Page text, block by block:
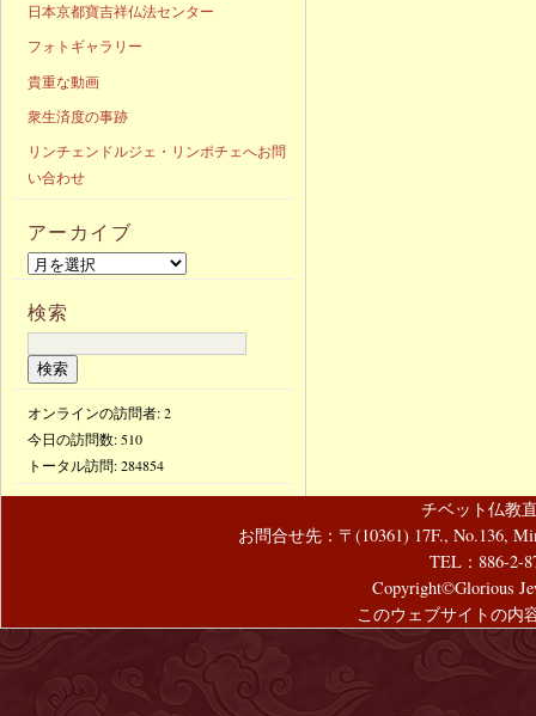
日本京都寶吉祥仏法センター
フォトギャラリー
貴重な動画
衆生済度の事跡
リンチェンドルジェ・リンポチェへお問
い合わせ
アーカイブ
検索
オンラインの訪問者: 2
今日の訪問数: 510
トータル訪問:284854
チベット仏教
お問合せ先：〒(10361) 17F., No.136,
TEL：886-2-
Copyright©Glorious
このウェブサイトの内